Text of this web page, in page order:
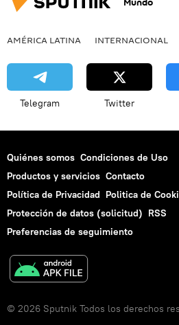
AMÉRICA LATINA INTERNACIONAL
Telegram Twitter
Quiénes somos Condiciones de Uso
Productos y servicios Contacto
Política de Privacidad Politica de
Protección de datos (solicitud) RSS
Preferencias de seguimiento
© 2026 Sputnik Todos los derechos